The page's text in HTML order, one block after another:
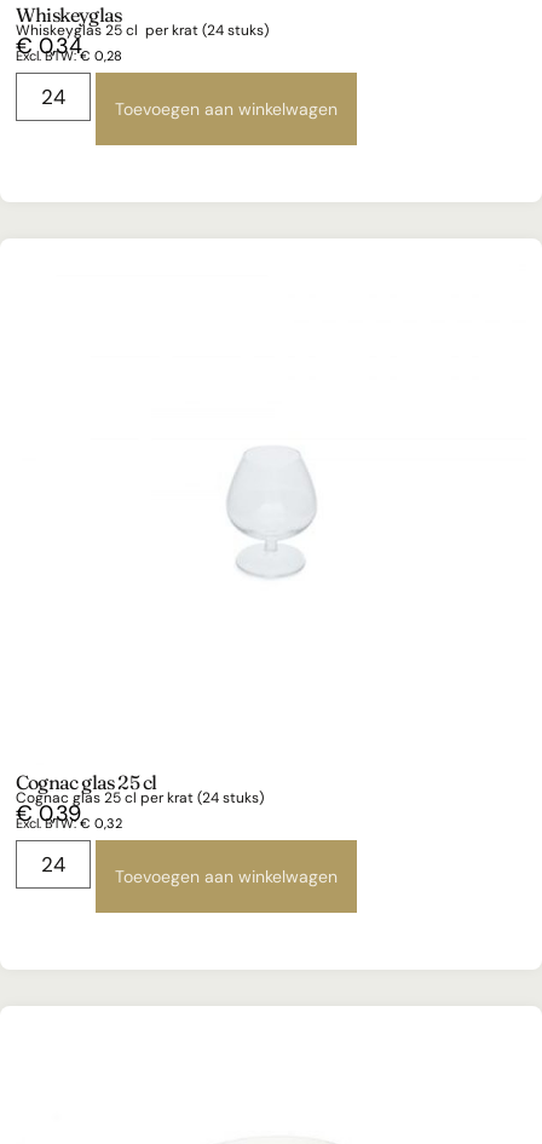
Whiskeyglas
Whiskeyglas 25 cl per krat (24 stuks)
€0,34
Excl. BTW:€ 0,28
Toevoegen aan winkelwagen
Cognac glas 25 cl
Cognac glas 25 cl per krat (24 stuks)
€0,39
Excl. BTW:€ 0,32
Toevoegen aan winkelwagen